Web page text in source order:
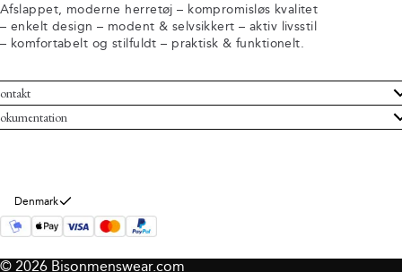
Afslappet, moderne herretøj – kompromisløs kvalitet
– enkelt design – modent & selvsikkert – aktiv livsstil
– komfortabelt og stilfuldt – praktisk & funktionelt.
Bisoninformation
Denmark
© 2026 Bisonmenswear.com